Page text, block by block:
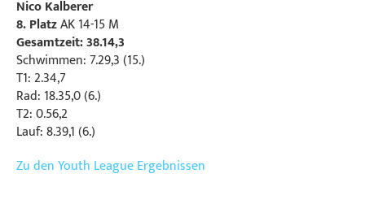
Nico Kalberer
8. PlatzAK 14-15 M
Gesamtzeit: 38.14,3
Schwimmen: 7.29,3 (15.)
T1: 2.34,7
Rad: 18.35,0 (6.)
T2: 0.56,2
Lauf: 8.39,1 (6.)
Zu den Youth League Ergebnissen